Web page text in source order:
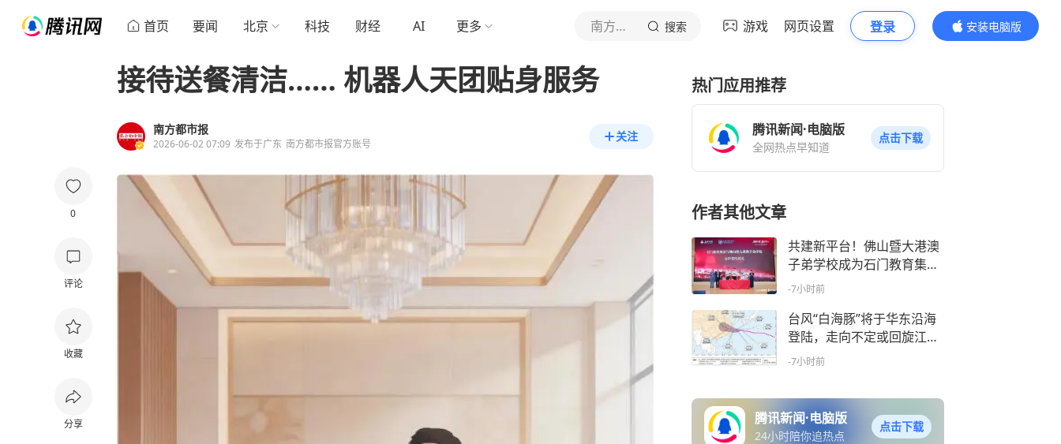
首页 要闻 北京 科技 财经 AI 更多 南方都市报 搜索 游戏 网页设置 登录
安装电脑版
内容更精彩
0
评论
收藏
分享
接待送餐清洁…… 机器人天团贴身服务
南方都市报
2026-06-02 07:09 发布于广东 南方都市报官方账号
关注
热门应用推荐
腾讯新闻·电脑版
全网热点早知道
点击下载
作者其他文章
共建新平台！佛山暨大港澳
子弟学校成为石门教育集团
集团校
-7小时前
台风“白海豚”将于华东沿海
登陆，走向不定或回旋江南
或北上
-7小时前
腾讯新闻·电脑版
24小时陪你追热点
点击下载